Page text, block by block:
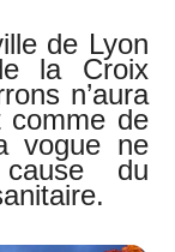
de Lyon
la Croix
n’aura
comme de
vogue ne
du